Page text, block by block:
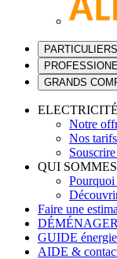
PARTICULIERS
GRANDS
ELECTRICITÉ
Notre
Nos tarifs
QUI
Faire une
DÉMÉNAGER
GUIDE énergie
AIDE &